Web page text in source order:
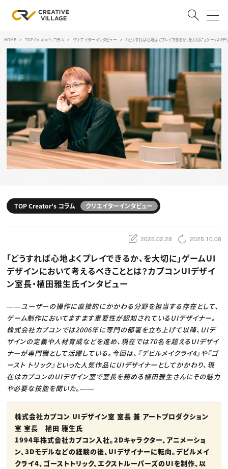
ログイン
RECRUIT
クリエイター求人を探す
CREATIVE JOB求人検索
特集求人
採用説明会
転職支援サービス
CONTENTS
スキルアップしたい！ トップ
デザイン
動画配信・映像制作
ディレクション
業界解説・キャリア事情
お役立ち基礎知識
TOP Creator’s コラム
ゲームクリエイター
映像クリエイター
マーケッター
クリエイターインタビュー
C＆R Magazine
ニュース・トレンド
ニュース・トレンド トップ
Web
ゲーム・エンタメ
広告
出版
CREATIVE VILLAGEからのお知らせ
プロフェッショナル×つながる×メディア
HOME TOP Creator's コラム クリエイターインタビュー 「どうすれば心地よくプレイできるか、を大切に」ゲームUI
TOP Creator's コラム クリエイターインタビュー
2025.02.28 2025.10.08
「どうすれば心地よくプレイできるか、を大切に」ゲームUI
デザインにおいて考えるべきこととは？カプコンUIデザイ
ン室長・植田雅生氏インタビュー
――ユーザーの操作に直接的にかかわる分野を担当する存在として、
ゲーム制作においてますます重要性が認知されているUIデザイナー。
株式会社カプコンでは2006年に専門の部署を立ち上げて以降、UIデ
ザインの定義や人材育成などを進め、現在では70名を超えるUIデザイ
ナーが専門職として活躍している。今回は、『デビルメイクライ4』や『ゴ
ースト トリック』といった人気作品にUIデザイナーとしてかかわり、現
在はカプコンのUIデザイン室で室長を務める植田雅生さんにその魅力
や必要な技能を聞いた。――
株式会社カプコン UIデザイン室 室長 兼 アートプロダクション
室 室長 植田 雅生氏
1994年株式会社カプコン入社。2Dキャラクター、アニメーショ
ン、3Dモデルなどの経験の後、UIデザイナーに転向。デビルメイ
クライ4、ゴーストトリック、エクストルーパーズのUIを制作、以